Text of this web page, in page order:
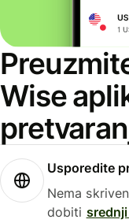
Wise
Usporedite
Nema
dobiti